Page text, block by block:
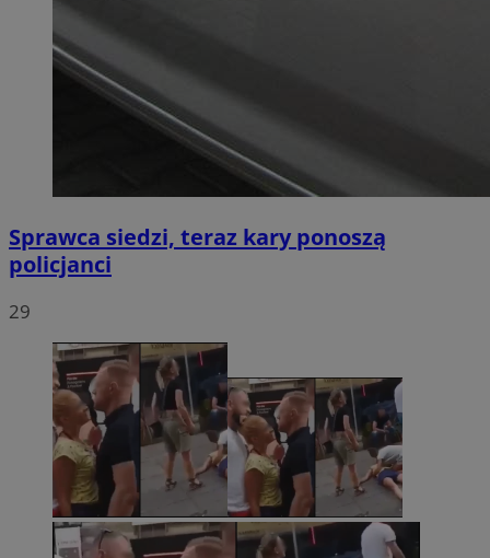
Sprawca siedzi, teraz kary ponoszą
policjanci
29